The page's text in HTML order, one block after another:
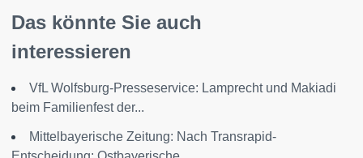
Das könnte Sie auch
interessieren
VfL Wolfsburg-Presseservice: Lamprecht und Makiadi
beim Familienfest der...
Mittelbayerische Zeitung: Nach Transrapid-